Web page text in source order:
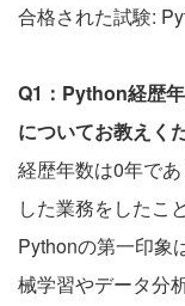
合格された試験:
Q1：Python経歴
についてお教えく
経歴年数は0年で
した業務をしたこ
Pythonの第一印象
械学習やデータ分